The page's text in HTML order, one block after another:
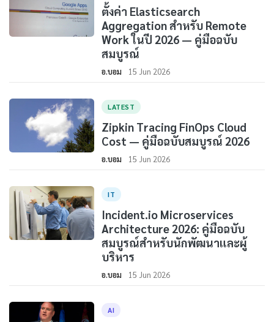
ตั้งค่า Elasticsearch
Aggregation สำหรับ Remote
Work ในปี 2026 — คู่มือฉบับ
สมบูรณ์
อ.บอม 15 Jun 2026
LATEST
Zipkin Tracing FinOps Cloud
Cost — คู่มือฉบับสมบูรณ์ 2026
อ.บอม 15 Jun 2026
IT
Incident.io Microservices
Architecture 2026: คู่มือฉบับ
สมบูรณ์สำหรับนักพัฒนาและผู้
บริหาร
อ.บอม 15 Jun 2026
AI